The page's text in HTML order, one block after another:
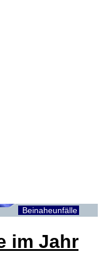
Beinaheunfälle
im Jahr